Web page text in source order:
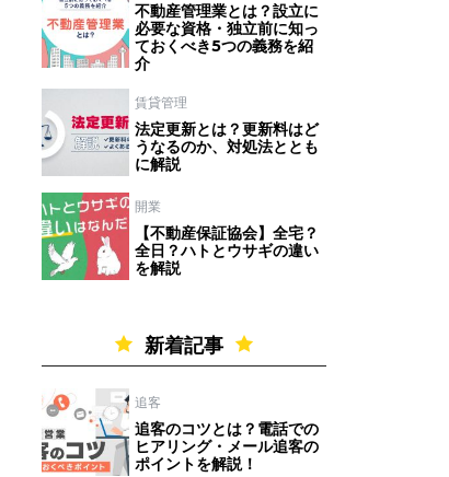
不動産管理業とは？設立に
必要な資格・独立前に知っ
ておくべき5つの義務を紹
介
賃貸管理
法定更新とは？更新料はど
うなるのか、対処法ととも
に解説
開業
【不動産保証協会】全宅？
全日？ハトとウサギの違い
を解説
新着記事
追客
追客のコツとは？電話での
ヒアリング・メール追客の
ポイントを解説！